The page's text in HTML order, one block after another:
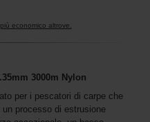
economico altrove.
3000m Nylon
per i pescatori di carpe che
processo di estrusione